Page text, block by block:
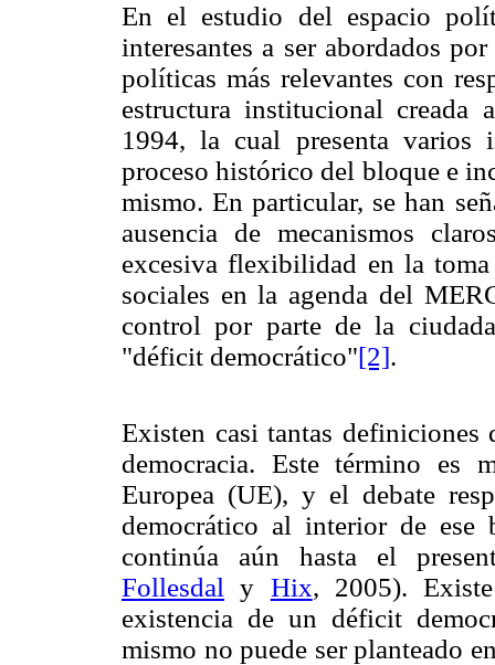
En el estudio del espacio
interesantes a ser abordados
políticas más relevantes con
estructura institucional
1994, la cual presenta varios
proceso histórico del bloque e
mismo. En particular, se han
ausencia de mecanismos
excesiva flexibilidad en la
sociales en la agenda del
control por parte de la
"déficit democrático"[2].
Existen casi tantas
democracia. Este término es
Europea (UE), y el debate
democrático al interior de
continúa aún hasta el
Follesdal y Hix, 2005).
existencia de un déficit
mismo no puede ser planteado